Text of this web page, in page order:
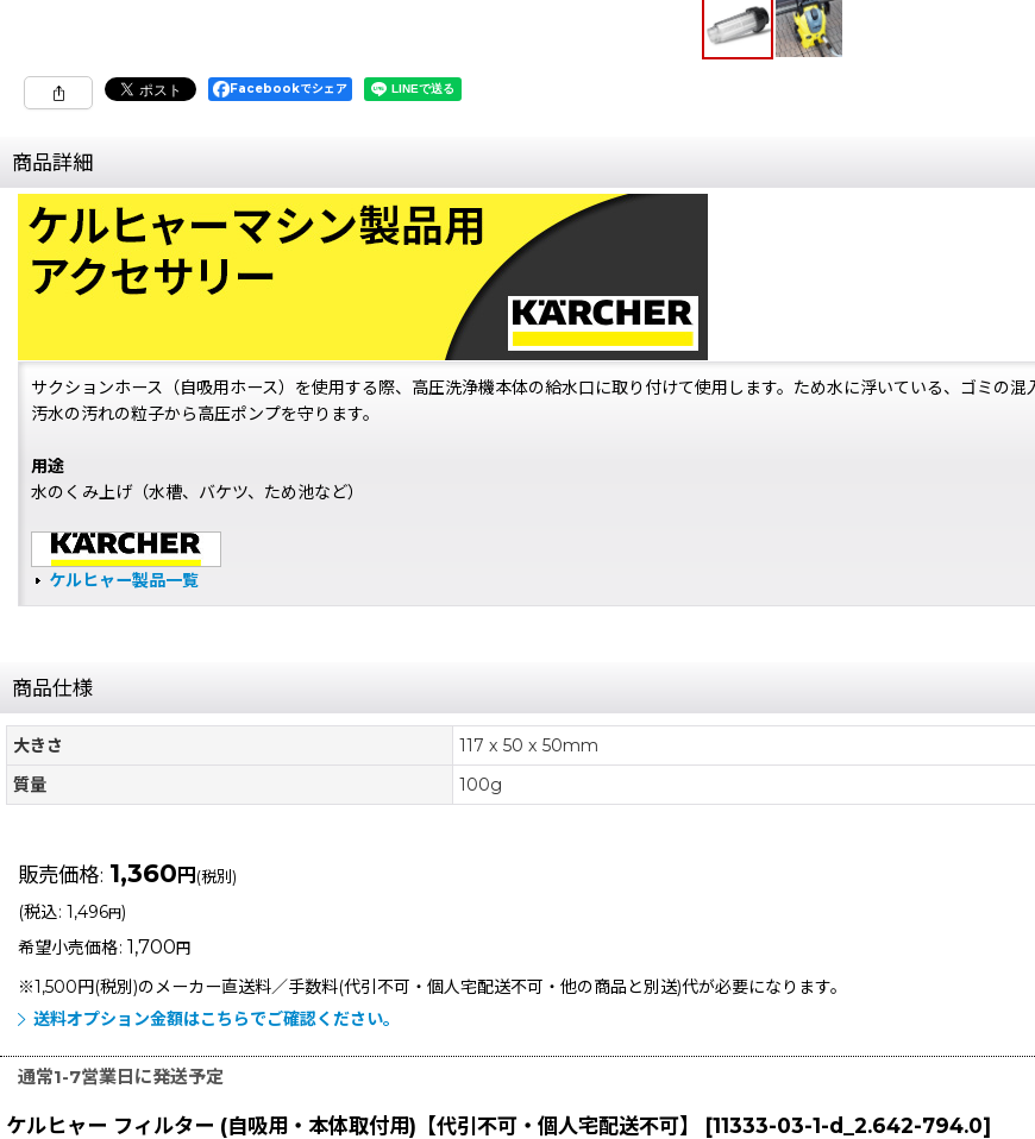
Facebookでシェア
商品詳細
サクションホース（自吸用ホース）を使用する際、高圧洗浄機本体の給水口に取り付けて使用します。ため水に浮いている、ゴミの
汚水の汚れの粒子から高圧ポンプを守ります。
用途
水のくみ上げ（水槽、バケツ、ため池など）
ケルヒャー製品一覧
商品仕様
大きさ
117 x 50 x 50mm
質量
100g
販売価格: 1,360 円 (税別)
(税込: 1,496円)
希望小売価格: 1,700 円
※1,500円(税別)のメーカー直送料／手数料(代引不可・個人宅配送不可・他の商品と別送)代が必要になります。
送料オプション金額はこちらでご確認ください。
通常1-7営業日に発送予定
ケルヒャー フィルター (自吸用・本体取付用)【代引不可・個人宅配送不可】 [11333-03-1-d_2.642-794.0]